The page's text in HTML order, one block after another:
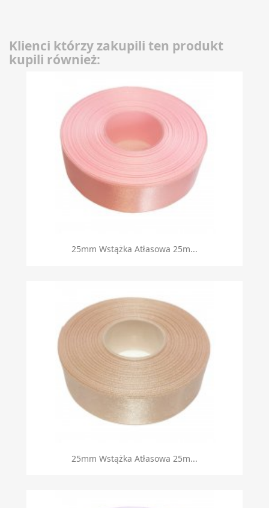
Klienci którzy zakupili ten produkt
kupili również:
25mm Wstążka Atłasowa 25m...
25mm Wstążka Atłasowa 25m...